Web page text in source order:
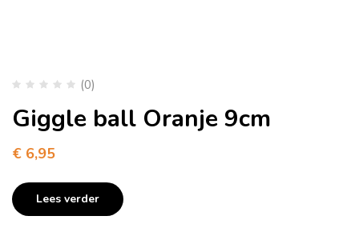
(0)
Giggle ball Oranje 9cm
€ 6,95
Lees verder